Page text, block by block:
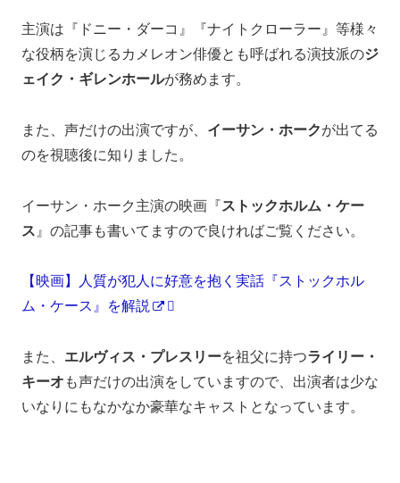
主演は『ドニー・ダーコ』『ナイトクローラー』等様々
な役柄を演じるカメレオン俳優とも呼ばれる演技派のジ
ェイク・ギレンホールが務めます。
また、声だけの出演ですが、 イーサン・ホークが出てる
のを視聴後に知りました。
イーサン・ホーク主演の映画『ストックホルム・ケー
ス 』の記事も書いてますので良ければご覧ください。
【映画】人質が犯人に好意を抱く実話『ストックホル
ム・ケース』を解説
また、 エルヴィス・プレスリーを祖父に持つライリー・
キーオ も声だけの出演をしていますので、出演者は少な
いなりにもなかなか豪華なキャストとなっています。